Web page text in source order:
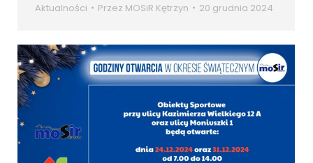
Aktualności Przez MOSiR Kętrzyn 20 grudnia 2024